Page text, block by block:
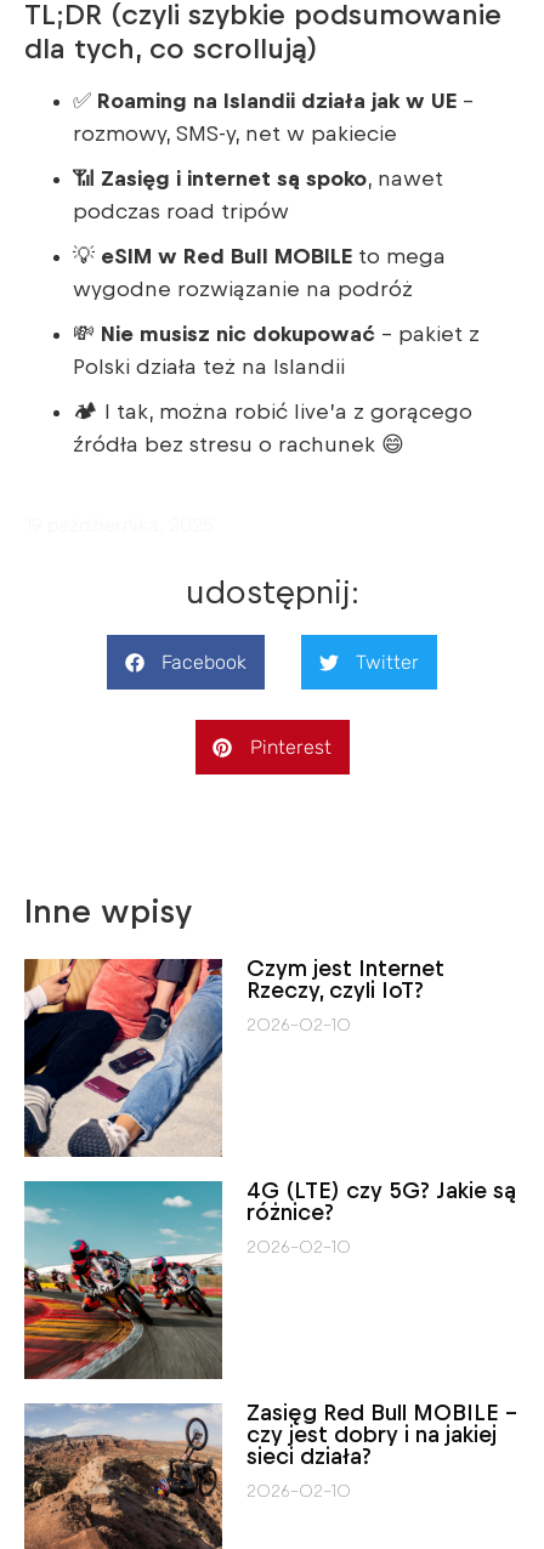
TL;DR (czyli szybkie podsumowanie
dla tych, co scrollują)
✅ Roaming na Islandii działa jak w UE –
rozmowy, SMS-y, net w pakiecie
📶 Zasięg i internet są spoko, nawet
podczas road tripów
💡 eSIM w Red Bull MOBILE to mega
wygodne rozwiązanie na podróż
💸 Nie musisz nic dokupować – pakiet z
Polski działa też na Islandii
🏕️ I tak, można robić live’a z gorącego
źródła bez stresu o rachunek 😄
udostępnij:
Facebook Twitter
Pinterest
Inne wpisy
Czym jest Internet
Rzeczy, czyli IoT?
2026-02-10
4G (LTE) czy 5G? Jakie są
różnice?
2026-02-10
Zasięg Red Bull MOBILE –
czy jest dobry i na jakiej
sieci działa?
2026-02-10